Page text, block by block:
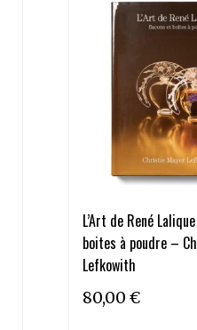
L’Art de René
boites à poudre –
Lefkowith
80,00 €